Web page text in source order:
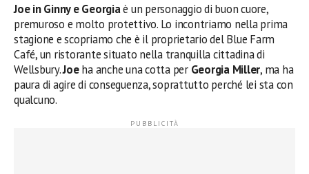
Joe in Ginny e Georgiaè un personaggio di buon cuore,
premuroso e molto protettivo. Lo incontriamo nella prima
stagione e scopriamo che è il proprietario del Blue Farm
Café, un ristorante situato nella tranquilla cittadina di
Wellsbury.Joeha anche una cotta per Georgia Miller, ma ha
paura di agire di conseguenza, soprattutto perché lei sta con
qualcuno.